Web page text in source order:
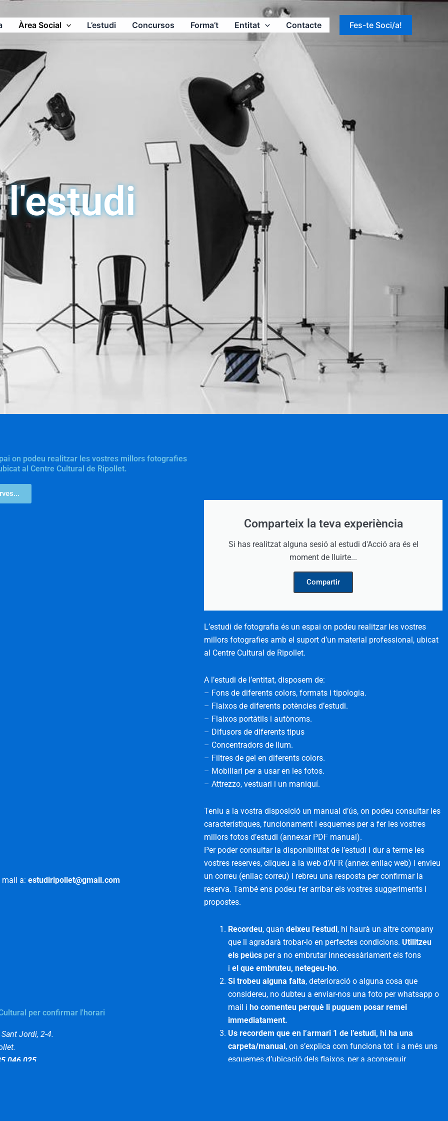
Àrea Social L’estudi Concursos Forma’t Entitat Contacte Fes-te Soci/a!
l'estudi
on podeu realitzar les vostres millors fotografies
al Centre Cultural de Ripollet.
mail a: estudiripollet@gmail.com
per confirmar l'horari
Jordi, 2-4.
046 025
Comparteix la teva experiència
Si has realitzat alguna sesió al estudi d'Acció ara és el
moment de lluirte...
Compartir
L’estudi de fotografia és un espai on podeu realitzar les vostres
millors fotografies amb el suport d’un material professional, ubicat
al Centre Cultural de Ripollet.
A l’estudi de l’entitat, disposem de:
– Fons de diferents colors, formats i tipologia.
– Flaixos de diferents potències d’estudi.
– Flaixos portàtils i autònoms.
– Difusors de diferents tipus
– Concentradors de llum.
– Filtres de gel en diferents colors.
– Mobiliari per a usar en les fotos.
– Attrezzo, vestuari i un maniquí.
Teniu a la vostra disposició un manual d’ús, on podeu consultar les
característiques, funcionament i esquemes per a fer les vostres
millors fotos d’estudi (annexar PDF manual).
Per poder consultar la disponibilitat de l’estudi i dur a terme les
vostres reserves, cliqueu a la web d’AFR (annex enllaç web) i envieu
un correu (enllaç correu) i rebreu una resposta per confirmar la
reserva. També ens podeu fer arribar els vostres suggeriments i
propostes.
Recordeu, quandeixeu l’estudi, hi haurà un altre company
que li agradarà trobar-lo en perfectes condicions. Utilitzeu
els peücs per a no embrutar innecessàriament els fons
iel que embruteu, netegeu-ho.
Si trobeu alguna falta, deterioració o alguna cosa que
considereu, no dubteu a enviar-nos una foto per whatsapp o
mail i ho comenteu perquè li puguem posar remei
immediatament.
Us recordem que en l’armari 1 de l’estudi, hi ha una
carpeta/manual , on s’explica com funciona tot i a més uns
esquemes d’ubicació dels flaixos, per a aconseguir